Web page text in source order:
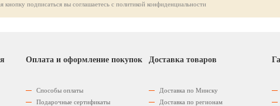
кнопку подписаться вы соглашаетесь с политикой конфиденциальности
Оплата и оформление покупок
Способы оплаты
Подарочные сертификаты
Доставка товаров
Доставка по Минску
Доставка по регионам